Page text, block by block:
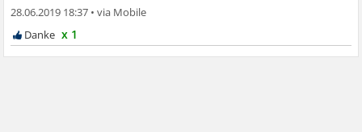
28.06.2019 18:37 •
x 1